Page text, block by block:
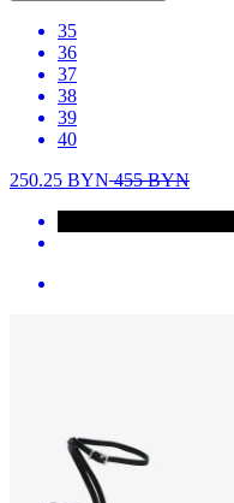
35
36
37
38
39
40
250.25 BYN455BYN